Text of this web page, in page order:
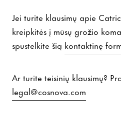
Jei turite klausimų apie
kreipkitės į mūsų grožio
spustelkite šią kontaktinę
Ar turite teisinių klausimų?
legal@cosnova.com